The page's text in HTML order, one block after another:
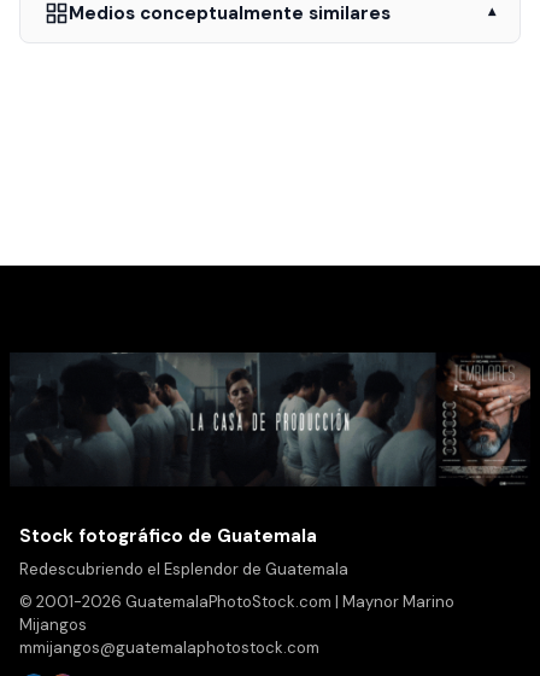
Medios conceptualmente similares ▾
Stock fotográfico de Guatemala
Redescubriendo el Esplendor de Guatemala
© 2001-2026 GuatemalaPhotoStock.com | Maynor Marino
Mijangos
mmijangos@guatemalaphotostock.com